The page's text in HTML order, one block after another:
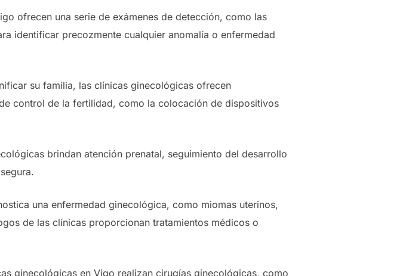
ofrecen una serie de exámenes de detección, como las
identificar precozmente cualquier anomalía o enfermedad
su familia, las clínicas ginecológicas ofrecen
control de la fertilidad, como la colocación de dispositivos
brindan atención prenatal, seguimiento del desarrollo
una enfermedad ginecológica, como miomas uterinos,
de las clínicas proporcionan tratamientos médicos o
ginecológicas en Vigo realizan cirugías ginecológicas, como